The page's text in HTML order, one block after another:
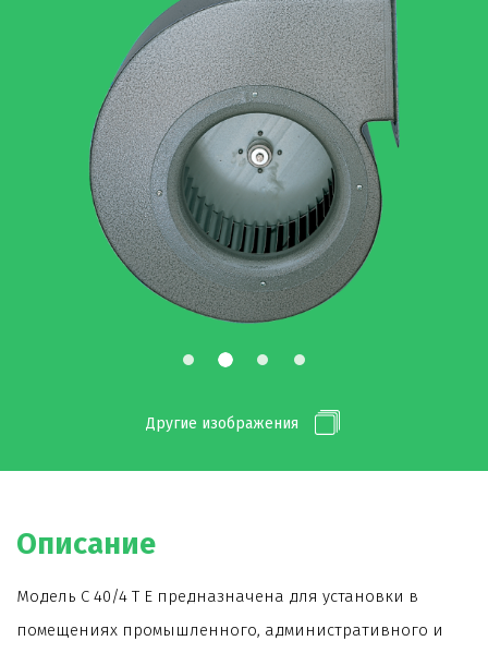
Другие изображения
Описание
Модель C 40/4 T E предназначена для установки в
помещениях промышленного, административного и